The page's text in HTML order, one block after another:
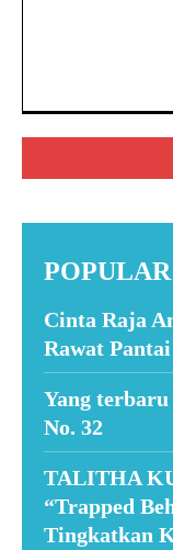
Cinta Raja
Rawat
Yang
No. 32
TALITHA
“Trapped
Tingkatkan